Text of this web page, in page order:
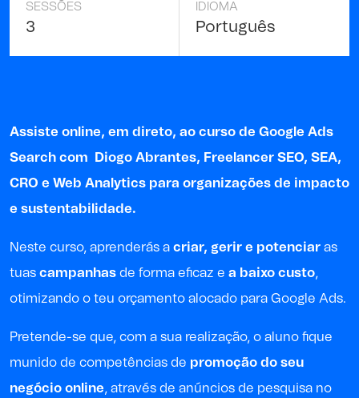
SESSÕES
3
IDIOMA
Português
Assiste online, em direto, ao curso de Google Ads
Search com
Diogo Abrantes, Freelancer SEO, SEA,
CRO e Web Analytics para organizações de impacto
e sustentabilidade.
Neste curso, aprenderás a criar, gerir e potenciar as
tuas campanhas de forma eficaz e a baixo custo,
otimizando o teu orçamento alocado para Google Ads.
Pretende-se que, com a sua realização, o aluno fique
munido de competências de promoção do seu
negócio online, através de anúncios de pesquisa no